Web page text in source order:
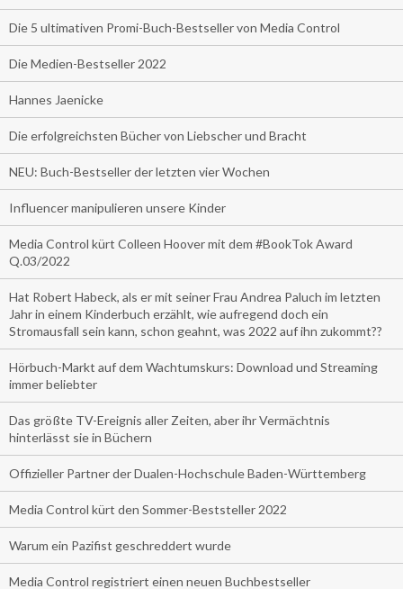
Die 5 ultimativen Promi-Buch-Bestseller von Media Control
Die Medien-Bestseller 2022
Hannes Jaenicke
Die erfolgreichsten Bücher von Liebscher und Bracht
NEU: Buch-Bestseller der letzten vier Wochen
Influencer manipulieren unsere Kinder
Media Control kürt Colleen Hoover mit dem #BookTok Award
Q.03/2022
Hat Robert Habeck, als er mit seiner Frau Andrea Paluch im letzten
Jahr in einem Kinderbuch erzählt, wie aufregend doch ein
Stromausfall sein kann, schon geahnt, was 2022 auf ihn zukommt??
Hörbuch-Markt auf dem Wachtumskurs: Download und Streaming
immer beliebter
Das größte TV-Ereignis aller Zeiten, aber ihr Vermächtnis
hinterlässt sie in Büchern
Offizieller Partner der Dualen-Hochschule Baden-Württemberg
Media Control kürt den Sommer-Beststeller 2022
Warum ein Pazifist geschreddert wurde
Media Control registriert einen neuen Buchbestseller